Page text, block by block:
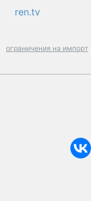
ren.tv
ограничения на импорт